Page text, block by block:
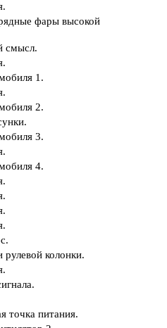
фары высокой
смысл.
1.
2.
3.
4.
рулевой колонки.
точка питания.